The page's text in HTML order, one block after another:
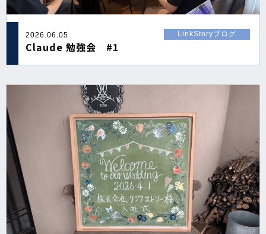
2026.06.05 LinkStoryブログ
Claude 勉強会 #1